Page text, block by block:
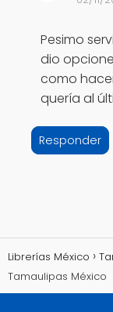
Pesimo
dio
como
quería al
Responder
Librerías México
Tamaulipas México